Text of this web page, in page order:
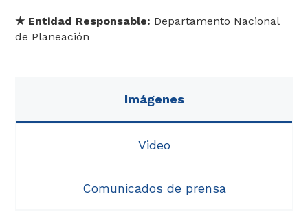
★​ Entidad Responsable: Departamento Nacional
de Planeación
Imágenes
Video
Comunicados de prensa